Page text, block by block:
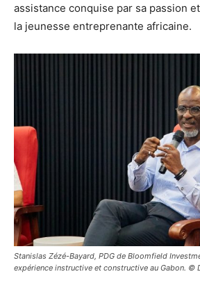
assistance conquise par sa passion
la jeunesse entreprenante africaine.
Stanislas Zézé-Bayard, PDG de Bloomfield
expérience instructive et constructive au Gabon. ©